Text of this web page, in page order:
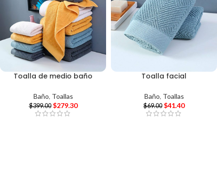
Toalla de medio baño
Baño, Toallas
$399.00 $279.30
Toalla facial
Baño, Toallas
$69.00 $41.40